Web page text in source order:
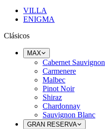
VILLA
ENIGMA
Clásicos
MAX
Cabernet Sauvignon
Carmenere
Malbec
Pinot Noir
Shiraz
Chardonnay
Sauvignon Blanc
GRAN RESERVA